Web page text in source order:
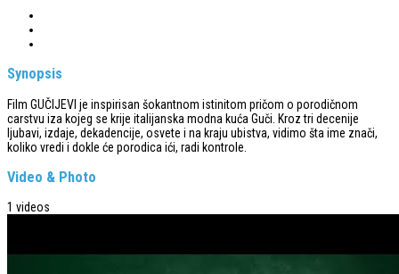
Synopsis
Film GUČIJEVI je inspirisan šokantnom istinitom pričom o porodičnom
carstvu iza kojeg se krije italijanska modna kuća Guči. Kroz tri decenije
ljubavi, izdaje, dekadencije, osvete i na kraju ubistva, vidimo šta ime znači,
koliko vredi i dokle će porodica ići, radi kontrole.
Video & Photo
1 videos